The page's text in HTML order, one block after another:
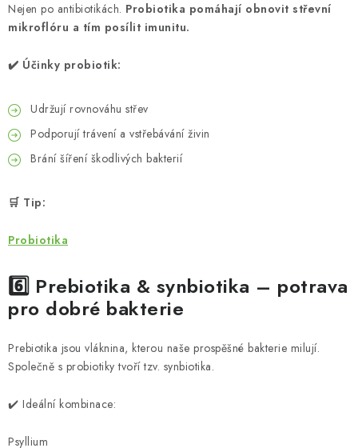
Nejen po antibiotikách. Probiotika pomáhají obnovit střevní
mikroflóru a tím posílit imunitu.
✔️ Účinky probiotik:
Udržují rovnováhu střev
Podporují trávení a vstřebávání živin
Brání šíření škodlivých bakterií
🛒 Tip:
Probiotika
6️⃣ Prebiotika & synbiotika – potrava
pro dobré bakterie
Prebiotika jsou vláknina, kterou naše prospěšné bakterie milují.
Společně s probiotiky tvoří tzv. synbiotika.
✔️ Ideální kombinace:
Psyllium